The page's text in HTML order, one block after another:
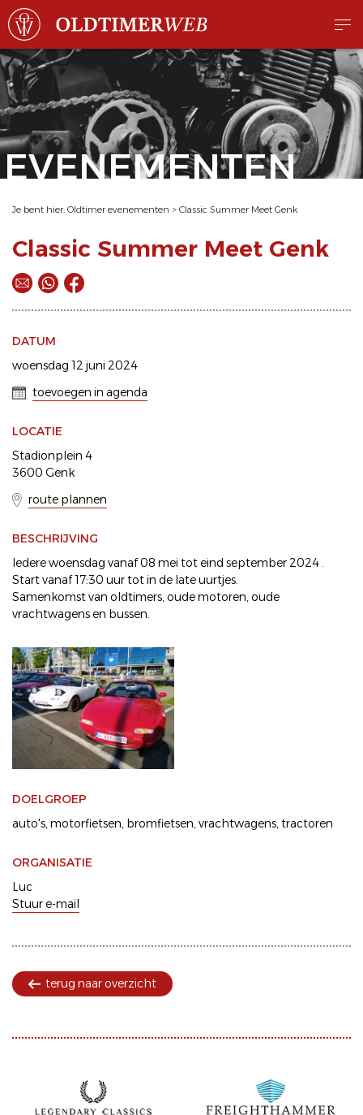
EVENEMENTEN
Je bent hier: Oldtimer evenementen > Classic Summer Meet Genk
Classic Summer Meet Genk
DATUM
woensdag 12 juni 2024
toevoegen in agenda
LOCATIE
Stadionplein 4
3600 Genk
route plannen
BESCHRIJVING
Iedere woensdag vanaf 08 mei tot eind september 2024 .
Start vanaf 17:30 uur tot in de late uurtjes.
Samenkomst van oldtimers, oude motoren, oude
vrachtwagens en bussen.
DOELGROEP
auto's motorfietsen bromfietsen vrachtwagens tractoren
ORGANISATIE
Luc
Stuur e-mail
terug naar overzicht